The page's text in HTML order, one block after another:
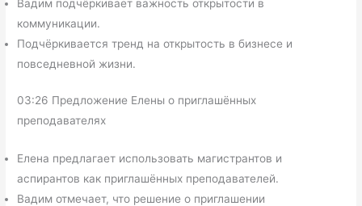
Вадим подчёркивает важность открытости в
коммуникации.
Подчёркивается тренд на открытость в бизнесе и
повседневной жизни.
03:26 Предложение Елены о приглашённых
преподавателях
Елена предлагает использовать магистрантов и
аспирантов как приглашённых преподавателей.
Вадим отмечает, что решение о приглашении